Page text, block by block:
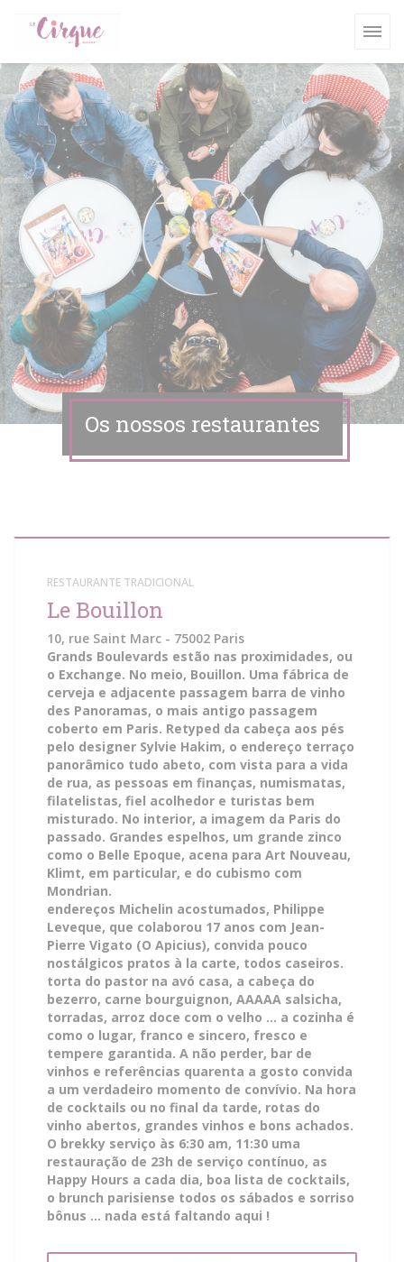
Os nossos restaurantes
RESTAURANTE TRADICIONAL
Le Bouillon
10, rue Saint Marc - 75002 Paris
Grands Boulevards estão nas proximidades, ou
o Exchange. No meio, Bouillon. Uma fábrica de
cerveja e adjacente passagem barra de vinho
des Panoramas, o mais antigo passagem
coberto em Paris. Retyped da cabeça aos pés
pelo designer Sylvie Hakim, o endereço terraço
panorâmico tudo abeto, com vista para a vida
de rua, as pessoas em finanças, numismatas,
filatelistas, fiel acolhedor e turistas bem
misturado. No interior, a imagem da Paris do
passado. Grandes espelhos, um grande zinco
como o Belle Epoque, acena para Art Nouveau,
Klimt, em particular, e do cubismo com
Mondrian.
endereços Michelin acostumados, Philippe
Leveque, que colaborou 17 anos com Jean-
Pierre Vigato (O Apicius), convida pouco
nostálgicos pratos à la carte, todos caseiros.
torta do pastor na avó casa, a cabeça do
bezerro, carne bourguignon, AAAAA salsicha,
torradas, arroz doce com o velho ... a cozinha é
como o lugar, franco e sincero, fresco e
tempere garantida. A não perder, bar de
vinhos e referências quarenta a gosto convida
a um verdadeiro momento de convívio. Na hora
de cocktails ou no final da tarde, rotas do
vinho abertos, grandes vinhos e bons achados.
O brekky serviço às 6:30 am, 11:30 uma
restauração de 23h de serviço contínuo, as
Happy Hours a cada dia, boa lista de cocktails,
o brunch parisiense todos os sábados e sorriso
bônus ... nada está faltando aqui !